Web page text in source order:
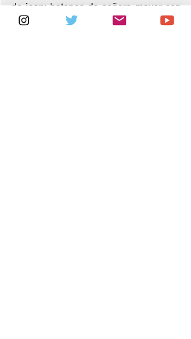
de jean; batones de señora mayor con
florcitas pequeñas; un tapado de piel